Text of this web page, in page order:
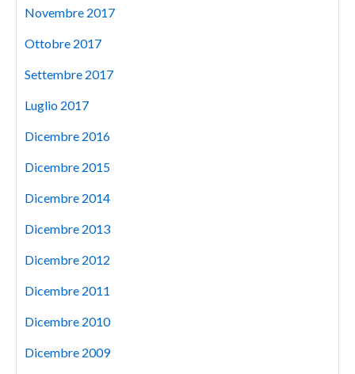
Novembre 2017
Ottobre 2017
Settembre 2017
Luglio 2017
Dicembre 2016
Dicembre 2015
Dicembre 2014
Dicembre 2013
Dicembre 2012
Dicembre 2011
Dicembre 2010
Dicembre 2009